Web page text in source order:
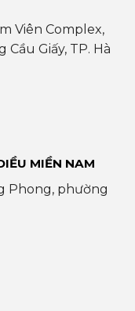
Viên Complex,
Giấy, TP. Hà
MIỀN NAM
Phong, phường